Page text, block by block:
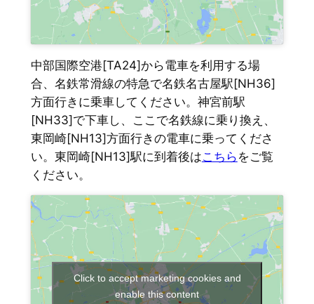
中部国際空港[TA24]から電車を利用する場
合、名鉄常滑線の特急で名鉄名古屋駅[NH36]
方面行きに乗車してください。神宮前駅
[NH33]で下車し、ここで名鉄線に乗り換え、
東岡崎[NH13]方面行きの電車に乗ってくださ
い。東岡崎[NH13]駅に到着後はこちら をご覧
ください。
Click to accept marketing cookies and
enable this content